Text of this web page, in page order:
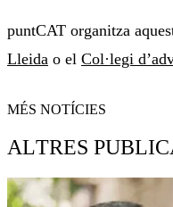
puntCAT organitza
Lleida o el Col·legi
MÉS NOTÍCIES
ALTRES